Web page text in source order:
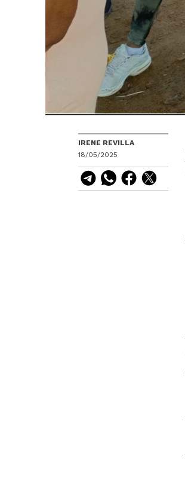
IRENE REVILLA
18/05/2025